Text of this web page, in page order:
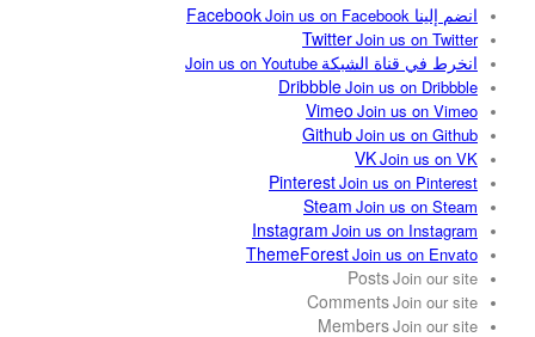
انضم إلينا Facebook Join us on Facebook
TwitterJoin us on Twitter
انخرط في قناة الشبكة Join us on Youtube
DribbbleJoin us on Dribbble
Vimeo Join us on Vimeo
GithubJoin us on Github
VKJoin us on VK
PinterestJoin us on Pinterest
Steam Join us on Steam
Instagram Join us on Instagram
ThemeForestJoin us on Envato
PostsJoin our site
CommentsJoin our site
MembersJoin our site